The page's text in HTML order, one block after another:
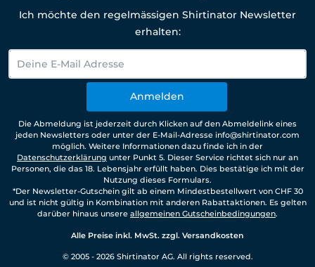
Ich möchte den regelmässigen Shirtinator Newsletter
erhalten:
Anmelden
Die Abmeldung ist jederzeit durch Klicken auf den Abmeldelink eines
jeden Newsletters oder unter der E-Mail-Adresse info@shirtinator.com
möglich. Weitere Informationen dazu finde ich in der
Datenschutzerklärung unter Punkt 5. Dieser Service richtet sich nur an
Personen, die das 18. Lebensjahr erfüllt haben. Dies bestätige ich mit der
Nutzung dieses Formulars.
*Der Newsletter-Gutschein gilt ab einem Mindestbestellwert von CHF 30
und ist nicht gültig in Kombination mit anderen Rabattaktionen. Es gelten
darüber hinaus unsere allgemeinen Gutscheinbedingungen.
Alle Preise inkl. MwSt. zzgl. Versandkosten
© 2005 - 2026 Shirtinator AG. All rights reserved.